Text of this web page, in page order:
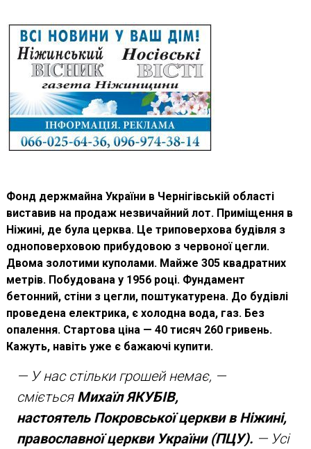
Фонд держмайна України в Чернігівській області
виставив на продаж незвичайний лот. Приміщення в
Ніжині, де була церква. Це триповерхова будівля з
одноповерховою прибудовою з червоної цегли.
Двома золотими куполами. Майже 305 квадратних
метрів. Побудована у 1956 році. Фундамент
бетонний, стіни з цегли, поштукатурена. До будівлі
проведена електрика, є холодна вода, газ. Без
опалення. Стартова ціна — 40 тисяч 260 гривень.
Кажуть, навіть уже є бажаючі купити.
— У нас стільки грошей немає, —
сміється Михаїл ЯКУБІВ,
настоятель Покровської церкви в Ніжині,
православної церкви України (ПЦУ). — Усі